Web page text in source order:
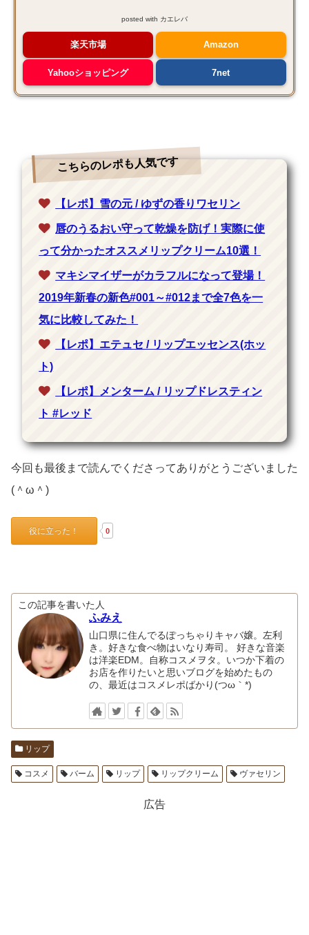
posted with カエレバ
楽天市場 Amazon
Yahooショッピング 7net
こちらのレポも人気です
【レポ】雪の元 / ゆずの香りワセリン
唇のうるおい守って乾燥を防げ！実際に使
って分かったオススメリップクリーム10選！
マキシマイザーがカラフルになって登場！
2019年新春の新色#001～#012まで全7色を一
気に比較してみた！
【レポ】エテュセ / リップエッセンス(ホッ
ト)
【レポ】メンターム / リップドレスティン
ト #レッド
今回も最後まで読んでくださってありがとうございました
(＾ω＾)
役に立った！ 0
この記事を書いた人
ふみえ
山口県に住んでるぽっちゃりキャバ嬢。左利
き。好きな食べ物はいなり寿司。 好きな音楽
は洋楽EDM。自称コスメヲタ。いつか下着の
お店を作りたいと思いブログを始めたもの
の、最近はコスメレポばかり(つω｀*)
リップ
コスメ バーム リップ リップクリーム ヴァセリン
広告